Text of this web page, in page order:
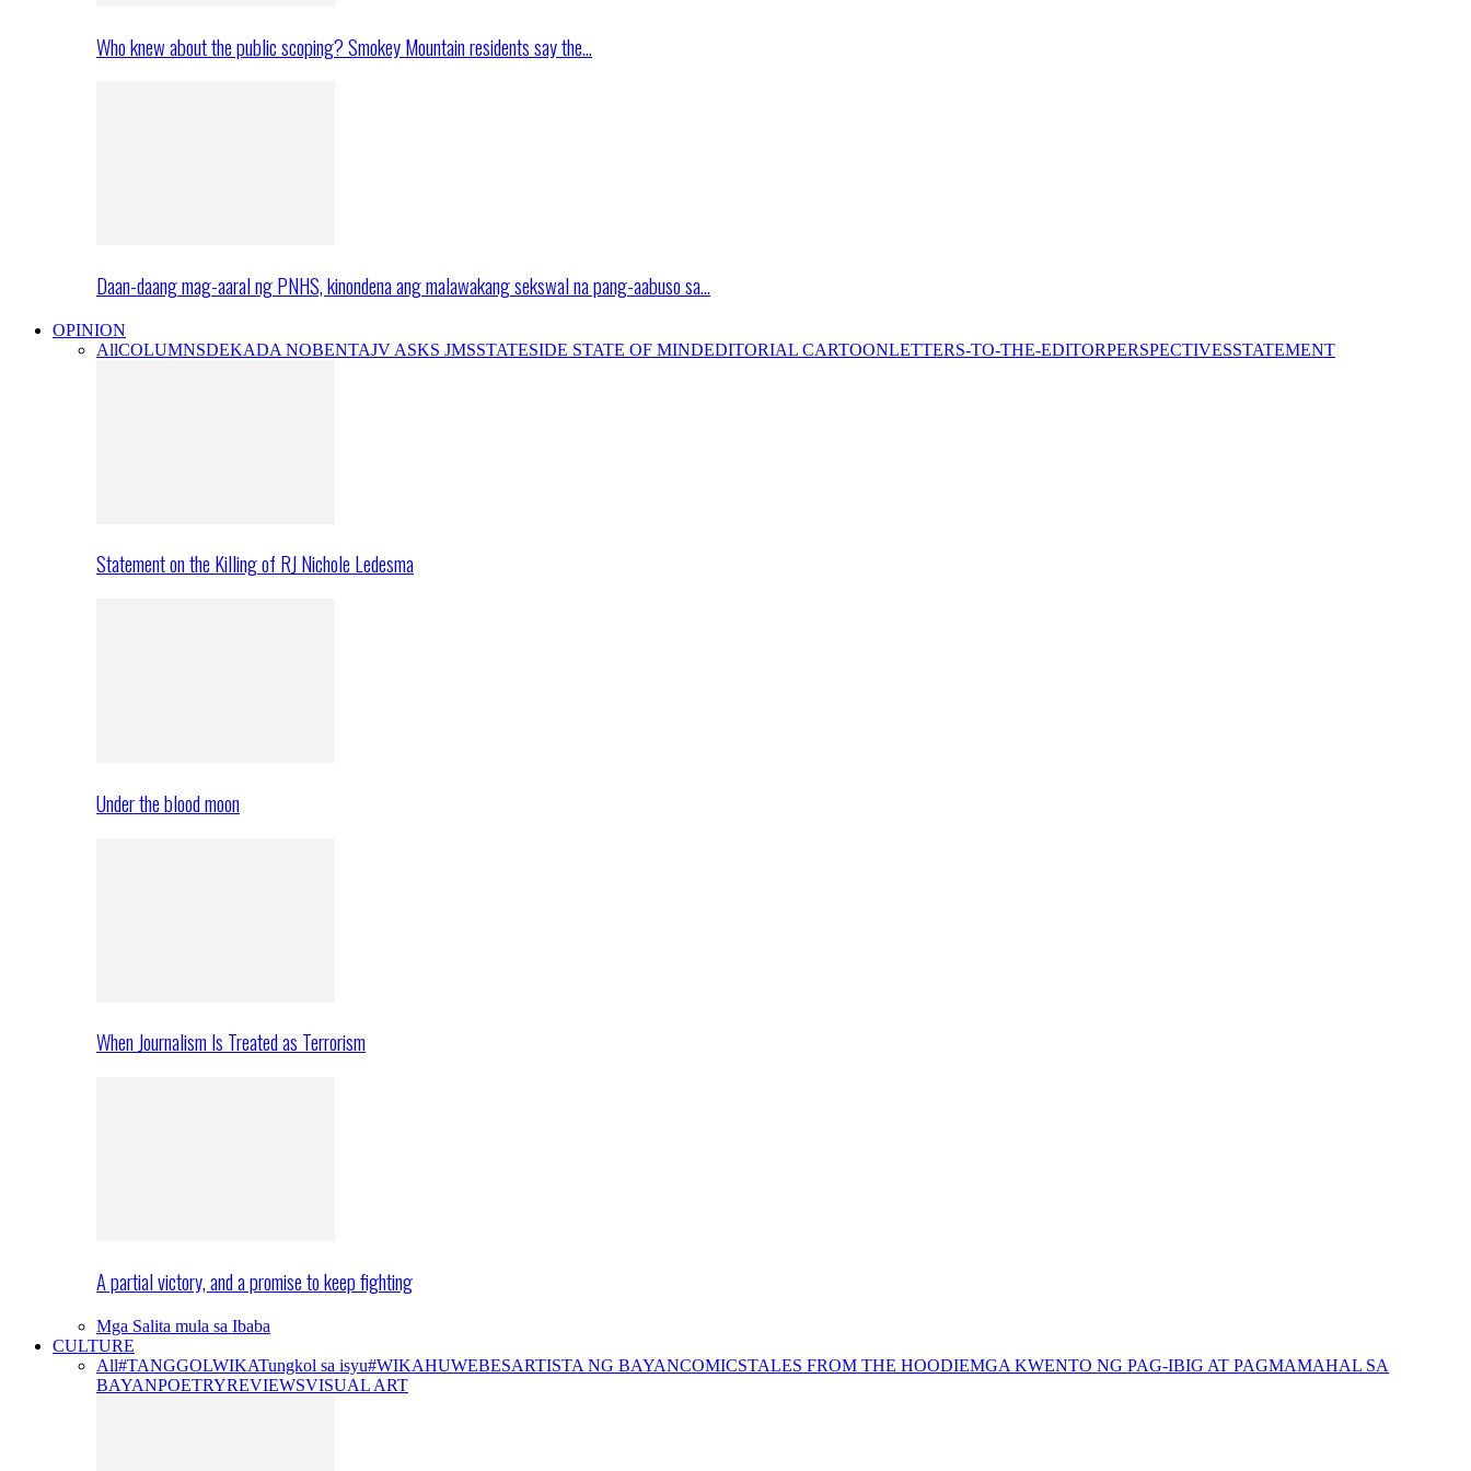
Who knew about the public scoping? Smokey Mountain residents say the…
Daan-daang mag-aaral ng PNHS, kinondena ang malawakang sekswal na pang-aabuso sa…
OPINION
AllCOLUMNSDEKADA NOBENTAJV ASKS JMSSTATESIDE STATE OF MINDEDITORIAL CARTOONLETTERS-TO-THE-EDITORPERSPECTIVESSTATEMENT
Statement on the Killing of RJ Nichole Ledesma
Under the blood moon
When Journalism Is Treated as Terrorism
A partial victory, and a promise to keep fighting
Mga Salita mula sa Ibaba
CULTURE
All#TANGGOLWIKATungkol sa isyu#WIKAHUWEBESARTISTA NG BAYANCOMICSTALES FROM THE HOODIEMGA KWENTO NG PAG-IBIG AT PAGMAMAHAL SA
BAYANPOETRYREVIEWSVISUAL ART